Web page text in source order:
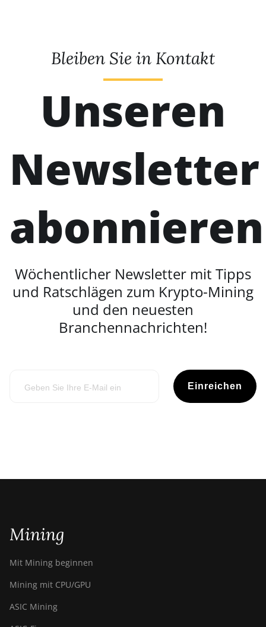
Bleiben Sie in Kontakt
Unseren
Newsletter
abonnieren
Wöchentlicher Newsletter mit Tipps
und Ratschlägen zum Krypto-Mining
und den neuesten
Branchennachrichten!
Einreichen
Mining
Mit Mining beginnen
Mining mit CPU/GPU
ASIC Mining